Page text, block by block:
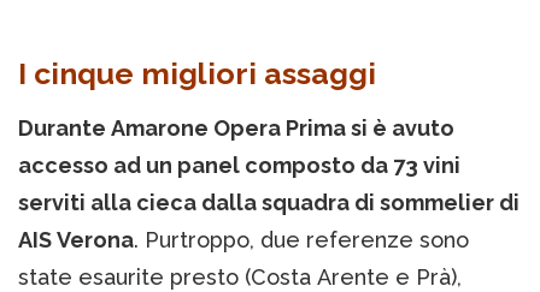
I cinque migliori assaggi
Durante Amarone Opera Prima si è avuto
accesso ad un panel composto da 73 vini
serviti alla cieca dalla squadra di sommelier di
AIS Verona. Purtroppo, due referenze sono
state esaurite presto (Costa Arente e Prà),